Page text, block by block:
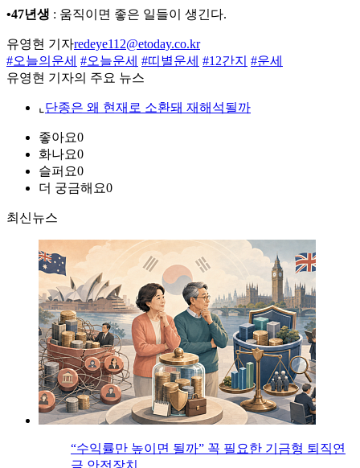
•47년생 : 움직이면 좋은 일들이 생긴다.
유영현 기자redeye112@etoday.co.kr
#오늘의운세 #오늘운세 #띠별운세 #12간지 #운세
유영현 기자의 주요 뉴스
⌞ 단종은 왜 현재로 소환돼 재해석될까
좋아요0
화나요0
슬퍼요0
더 궁금해요0
최신뉴스
“수익률만 높이면 될까” 꼭 필요한 기금형 퇴직연